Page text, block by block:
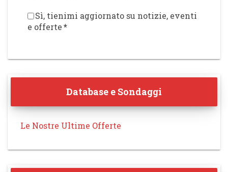
Sì, tienimi aggiornato su notizie, eventi
e offerte*
Database e Sondaggi
Le Nostre Ultime Offerte